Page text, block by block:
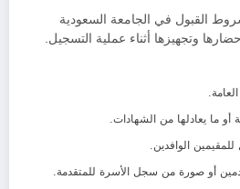
القبول في الجامعة السعودية
وتجهيزها أثناء عملية التسجيل.
أو ما يعادلها من الشهادات.
الوافدين.
أو صورة من سجل الأسرة للمتقدمة.